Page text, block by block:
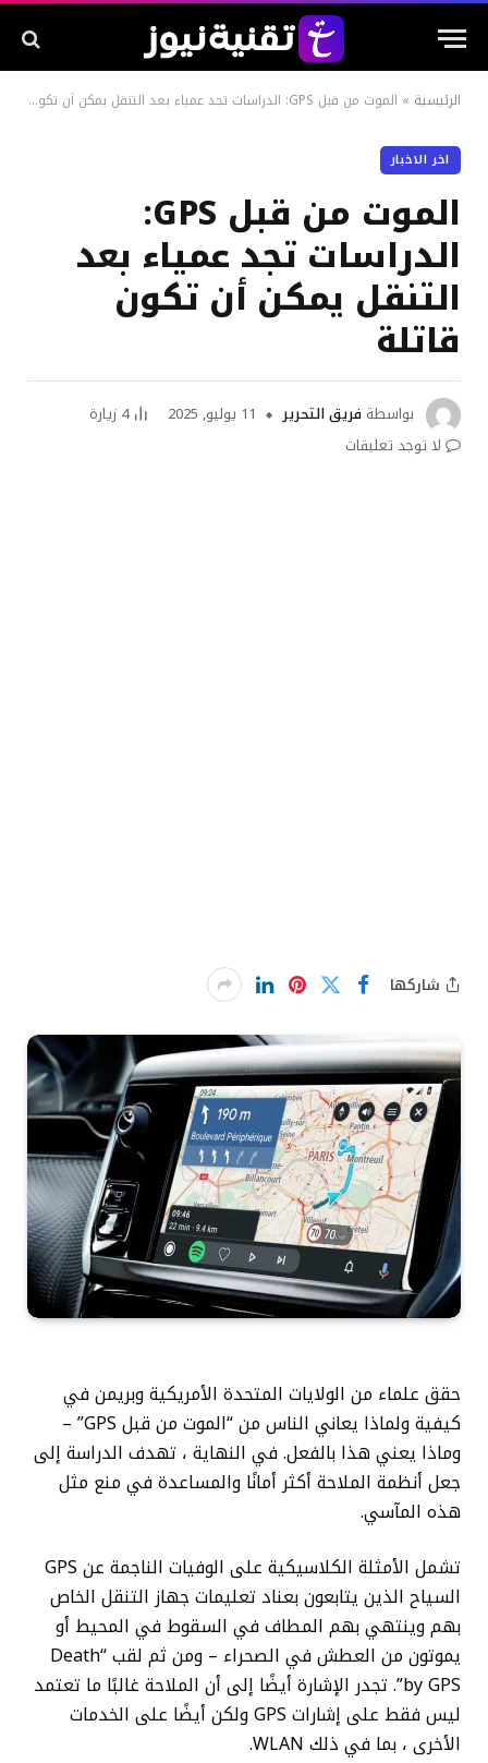
الرئيسية » الموت من قبل GPS: الدراسات تجد عمياء بعد التنقل يمكن أن تكون قاتلة
اخر الاخبار
الموت من قبل GPS:
الدراسات تجد عمياء بعد
التنقل يمكن أن تكون
قاتلة
بواسطة فريق التحرير 11 يوليو, 2025 4 زيارة
لا توجد تعليقات
شاركها
حقق علماء من الولايات المتحدة الأمريكية وبريمن في
كيفية ولماذا يعاني الناس من “الموت من قبل GPS” –
وماذا يعني هذا بالفعل. في النهاية ، تهدف الدراسة إلى
جعل أنظمة الملاحة أكثر أمانًا والمساعدة في منع مثل
هذه المآسي.
تشمل الأمثلة الكلاسيكية على الوفيات الناجمة عن GPS
السياح الذين يتابعون بعناد تعليمات جهاز التنقل الخاص
بهم وينتهي بهم المطاف في السقوط في المحيط أو
يموتون من العطش في الصحراء – ومن ثم لقب “Death
by GPS”. تجدر الإشارة أيضًا إلى أن الملاحة غالبًا ما تعتمد
ليس فقط على إشارات GPS ولكن أيضًا على الخدمات
الأخرى ، بما في ذلك WLAN.